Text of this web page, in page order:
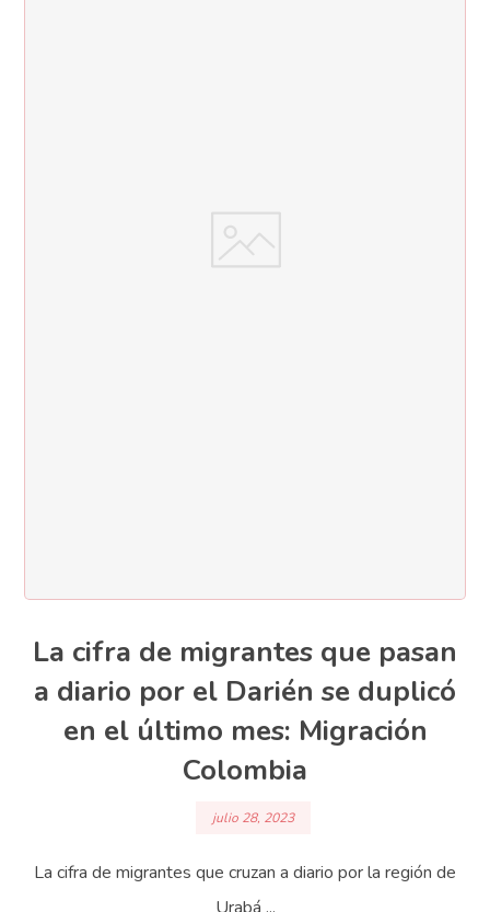
La cifra de migrantes que pasan
a diario por el Darién se duplicó
en el último mes: Migración
Colombia
julio 28, 2023
La cifra de migrantes que cruzan a diario por la región de